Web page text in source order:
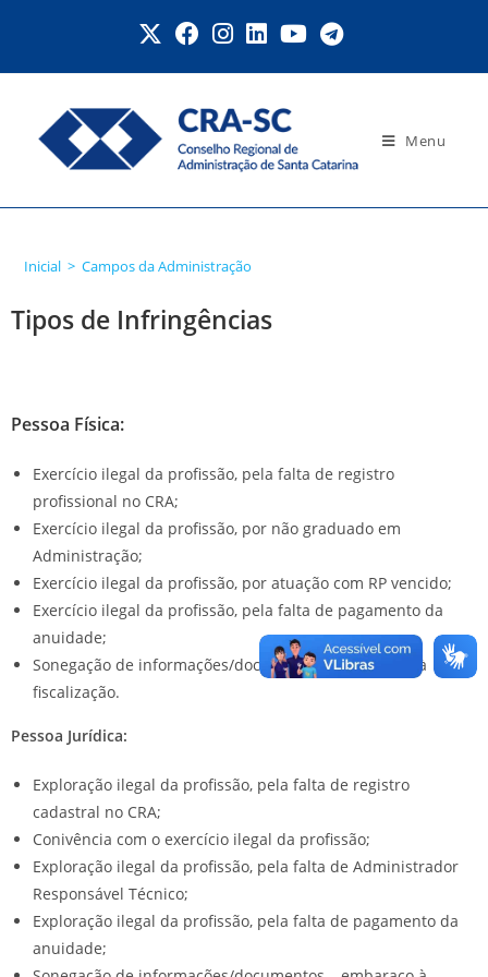
Menu
Inicial > Campos da Administração
Tipos de Infringências
Pessoa Física:
Exercício ilegal da profissão, pela falta de registro
profissional no CRA;
Exercício ilegal da profissão, por não graduado em
Administração;
Exercício ilegal da profissão, por atuação com RP vencido;
Exercício ilegal da profissão, pela falta de pagamento da
anuidade;
Sonegação de informações/documentos – embaraço à
fiscalização.
Pessoa Jurídica:
Exploração ilegal da profissão, pela falta de registro
cadastral no CRA;
Conivência com o exercício ilegal da profissão;
Exploração ilegal da profissão, pela falta de Administrador
Responsável Técnico;
Exploração ilegal da profissão, pela falta de pagamento da
anuidade;